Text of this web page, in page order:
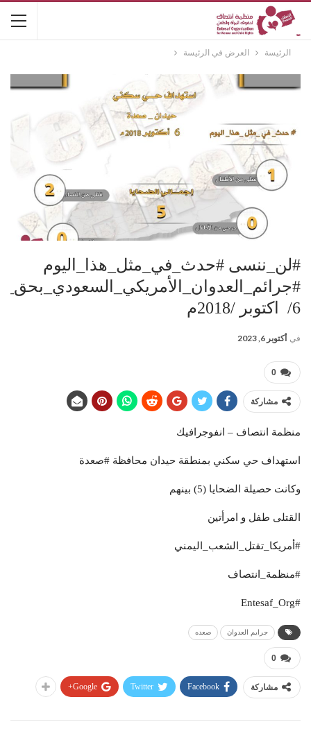
الرئيسة العرض في الرئيسة
#لن_ننسى #حدث_في_مثل_هذا_اليوم
6/ اكتوبر /2018م
في أكتوبر 6, 2023
0
مشاركة
منظمة انتصاف – انفوجرافيك
استهداف حي سكني بمنطقة حيدان محافظة #صعدة
وكانت حصيلة الضحايا (5) بينهم
القتلى طفل و امرأتين
#أمريكا_تقتل_الشعب_اليمني
#منظمة_انتصاف
#Entesaf_Org
جرايم العدوان صعده
0
مشاركة Facebook
Twitter
Google+